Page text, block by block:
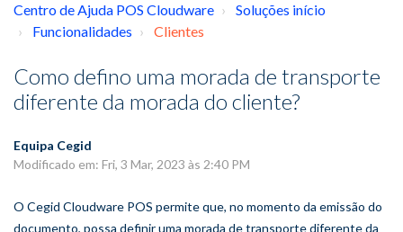
Centro de Ajuda POS Cloudware
Soluções início
Funcionalidades
Clientes
Como defino uma morada de transporte
diferente da morada do cliente?
Equipa Cegid
Modificado em: Fri, 3 Mar, 2023 às 2:40 PM
O Cegid Cloudware POS permite que, no momento da emissão do
documento, possa definir uma morada de transporte diferente da